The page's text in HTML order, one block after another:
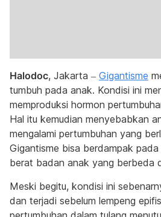
Halodoc, Jakarta – Gigantisme
tumbuh pada anak. Kondisi ini
memproduksi hormon
Hal itu kemudian menyebabkan
mengalami pertumbuhan yang
Gigantisme bisa berdampak
berat badan anak yang berbeda
Meski begitu, kondisi ini
dan terjadi sebelum lempeng